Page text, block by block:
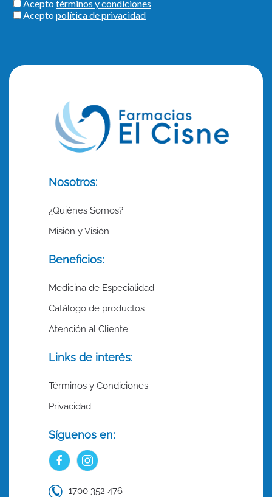
Nosotros:
¿Quiénes Somos?
Misión y Visión
Beneficios:
Medicina de Especialidad
Catálogo de productos
Atención al Cliente
Links de interés:
Términos y Condiciones
Privacidad
Síguenos en:
1700 352 476